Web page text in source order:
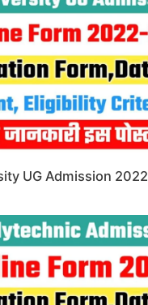
UG Admission 2022